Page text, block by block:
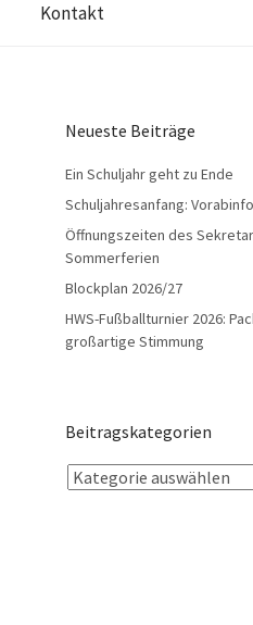
Kontakt
Neueste Beiträge
Ein Schuljahr geht zu Ende
Schuljahresanfang:
Öffnungszeiten des
Sommerferien
Blockplan 2026/27
HWS-Fußballturnier 2026:
großartige Stimmung
Beitragskategorien